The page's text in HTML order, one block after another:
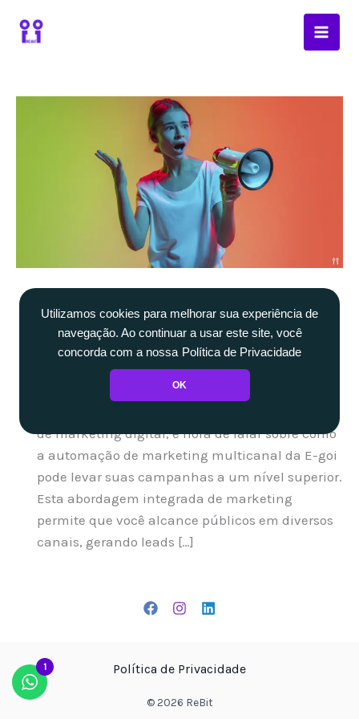
Utilizamos cookies para melhorar sua experiência de
navegação. Ao continuar a usar este site, você
concorda com a nossa Política de Privacidade
OK
para
Canais com a Automação de
Marketing Digital da E-Goi
Agora que já exploramos como o Google Ads
de marketing digital, é hora de falar sobre como
a automação de marketing multicanal da E-goi
pode levar suas campanhas a um nível superior.
Esta abordagem integrada de marketing
permite que você alcance públicos em diversos
canais, gerando leads […]
Política de Privacidade
© 2026 ReBit
1